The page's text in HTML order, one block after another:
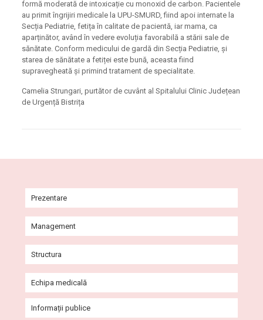
formă moderată de intoxicație cu monoxid de carbon. Pacientele
au primit îngrijiri medicale la UPU-SMURD, fiind apoi internate la
Secția Pediatrie, fetița în calitate de pacientă, iar mama, ca
aparținător, având în vedere evoluția favorabilă a stării sale de
sănătate. Conform medicului de gardă din Secția Pediatrie, și
starea de sănătate a fetiței este bună, aceasta fiind
supravegheată și primind tratament de specialitate.
Camelia Strungari, purtător de cuvânt al Spitalului Clinic Județean
de Urgență Bistrița
Prezentare
Misiune și viziune
Agenda conducerii
Galerie imagini
Programe
Management
Consiliul de Administrație
Consiliul de Etică
Structura
Cabinete Ambulatoriu
Secții
Echipa medicală
Informații publice